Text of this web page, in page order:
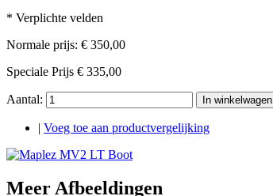
* Verplichte velden
Normale prijs: € 350,00
Speciale Prijs € 335,00
Aantal: In winkelwagen
Voeg toe aan productvergelijking
Meer Afbeeldingen